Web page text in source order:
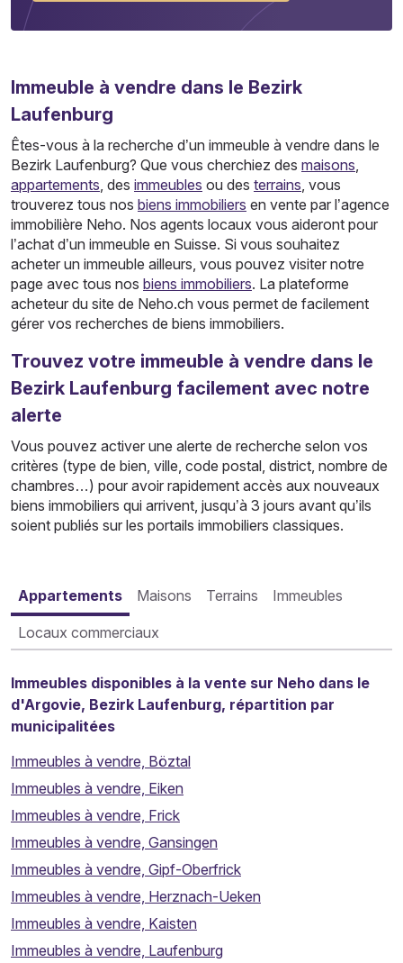
Immeuble à vendre dans le Bezirk
Laufenburg
Êtes-vous à la recherche d’un immeuble à vendre dans le
Bezirk Laufenburg? Que vous cherchiez des maisons,
appartements, des immeubles ou des terrains, vous
trouverez tous nos biens immobiliers en vente par l’agence
immobilière Neho. Nos agents locaux vous aideront pour
l’achat d’un immeuble en Suisse. Si vous souhaitez
acheter un immeuble ailleurs, vous pouvez visiter notre
page avec tous nos biens immobiliers. La plateforme
acheteur du site de Neho.ch vous permet de facilement
gérer vos recherches de biens immobiliers.
Trouvez votre immeuble à vendre dans le
Bezirk Laufenburg facilement avec notre
alerte
Vous pouvez activer une alerte de recherche selon vos
critères (type de bien, ville, code postal, district, nombre de
chambres…) pour avoir rapidement accès aux nouveaux
biens immobiliers qui arrivent, jusqu’à 3 jours avant qu’ils
soient publiés sur les portails immobiliers classiques.
Appartements Maisons Terrains Immeubles
Locaux commerciaux
Immeubles disponibles à la vente sur Neho dans le
d'Argovie, Bezirk Laufenburg, répartition par
municipalitées
Immeubles à vendre, Böztal
Immeubles à vendre, Eiken
Immeubles à vendre, Frick
Immeubles à vendre, Gansingen
Immeubles à vendre, Gipf-Oberfrick
Immeubles à vendre, Herznach-Ueken
Immeubles à vendre, Kaisten
Immeubles à vendre, Laufenburg